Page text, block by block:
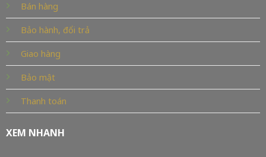
Bán hàng
Bảo hành, đổi trả
Giao hàng
Bảo mật
Thanh toán
XEM NHANH